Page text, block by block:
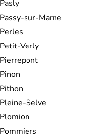
Pasly
Passy-sur-Marne
Perles
Petit-Verly
Pierrepont
Pinon
Pithon
Pleine-Selve
Plomion
Pommiers